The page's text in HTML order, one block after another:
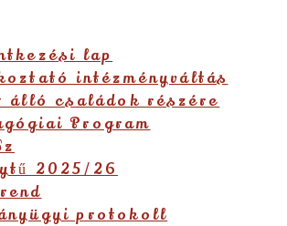
lap
intézményváltás
álló családok részére
Program
2025/26
protokoll